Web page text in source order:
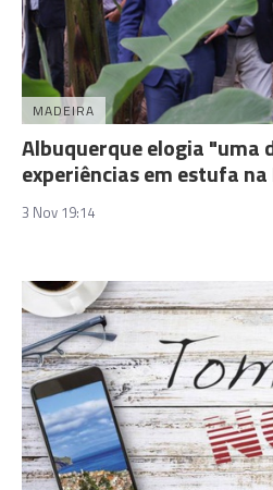
MADEIRA
Albuquerque elogia "uma
experiências em estufa
3 Nov 19:14